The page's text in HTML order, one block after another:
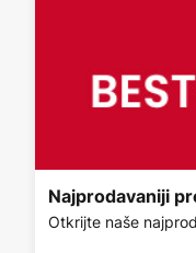
Najprodavaniji
Otkrijte naše